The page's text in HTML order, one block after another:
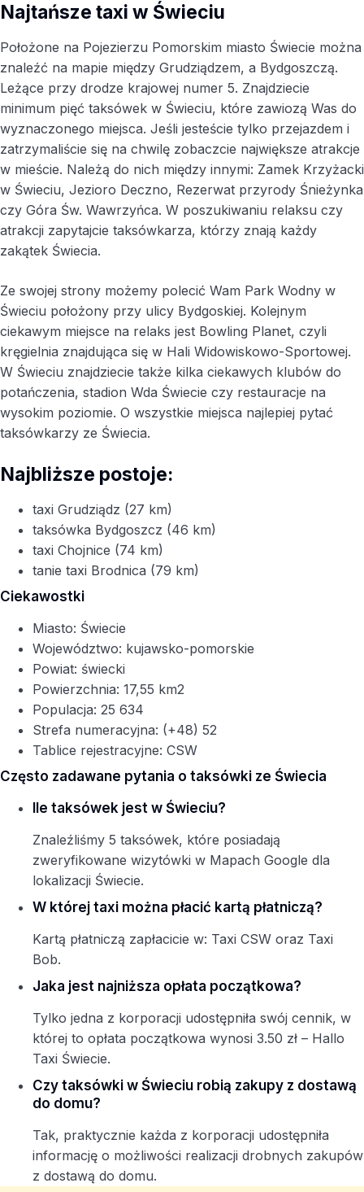
Najtańsze taxi w Świeciu
Położone na Pojezierzu Pomorskim miasto Świecie można
znaleźć na mapie między Grudziądzem, a Bydgoszczą.
Leżące przy drodze krajowej numer 5. Znajdziecie
minimum pięć taksówek w Świeciu, które zawiozą Was do
wyznaczonego miejsca. Jeśli jesteście tylko przejazdem i
zatrzymaliście się na chwilę zobaczcie największe atrakcje
w mieście. Należą do nich między innymi: Zamek Krzyżacki
w Świeciu, Jezioro Deczno, Rezerwat przyrody Śnieżynka
czy Góra Św. Wawrzyńca. W poszukiwaniu relaksu czy
atrakcji zapytajcie taksówkarza, którzy znają każdy
zakątek Świecia.
Ze swojej strony możemy polecić Wam Park Wodny w
Świeciu położony przy ulicy Bydgoskiej. Kolejnym
ciekawym miejsce na relaks jest Bowling Planet, czyli
kręgielnia znajdująca się w Hali Widowiskowo-Sportowej.
W Świeciu znajdziecie także kilka ciekawych klubów do
potańczenia, stadion Wda Świecie czy restauracje na
wysokim poziomie. O wszystkie miejsca najlepiej pytać
taksówkarzy ze Świecia.
Najbliższe postoje:
taxi Grudziądz (27 km)
taksówka Bydgoszcz (46 km)
taxi Chojnice (74 km)
tanie taxi Brodnica (79 km)
Ciekawostki
Miasto: Świecie
Województwo: kujawsko-pomorskie
Powiat: świecki
Powierzchnia: 17,55 km2
Populacja: 25 634
Strefa numeracyjna: (+48) 52
Tablice rejestracyjne: CSW
Często zadawane pytania o taksówki ze Świecia
Ile taksówek jest w Świeciu?
Znaleźliśmy 5 taksówek, które posiadają
zweryfikowane wizytówki w Mapach Google dla
lokalizacji Świecie.
W której taxi można płacić kartą płatniczą?
Kartą płatniczą zapłacicie w: Taxi CSW oraz Taxi
Bob.
Jaka jest najniższa opłata początkowa?
Tylko jedna z korporacji udostępniła swój cennik, w
której to opłata początkowa wynosi 3.50 zł – Hallo
Taxi Świecie.
Czy taksówki w Świeciu robią zakupy z dostawą
do domu?
Tak, praktycznie każda z korporacji udostępniła
informację o możliwości realizacji drobnych zakupów
z dostawą do domu.